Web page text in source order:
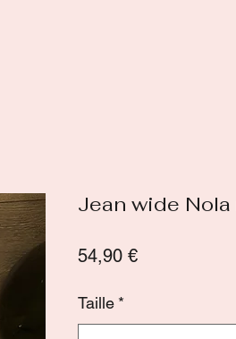
Jean wide
54,90 €Prix
Taille *